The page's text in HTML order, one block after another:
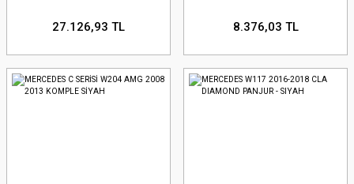
27.126,93 TL 8.376,03 TL